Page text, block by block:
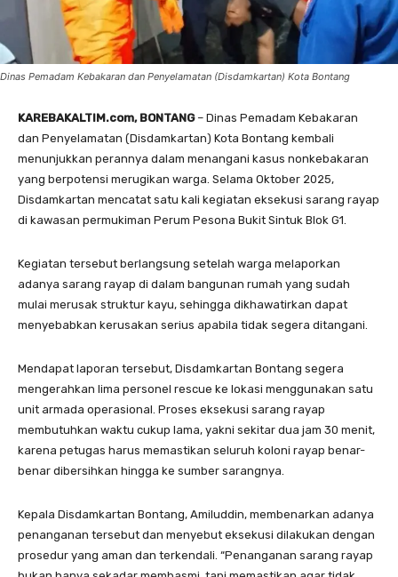
Dinas Pemadam Kebakaran dan Penyelamatan (Disdamkartan) Kota Bontang
KAREBAKALTIM.com, BONTANG– Dinas Pemadam Kebakaran
dan Penyelamatan (Disdamkartan) Kota Bontang kembali
menunjukkan perannya dalam menangani kasus nonkebakaran
yang berpotensi merugikan warga. Selama Oktober 2025,
Disdamkartan mencatat satu kali kegiatan eksekusi sarang rayap
di kawasan permukiman Perum Pesona Bukit Sintuk Blok G1.
Kegiatan tersebut berlangsung setelah warga melaporkan
adanya sarang rayap di dalam bangunan rumah yang sudah
mulai merusak struktur kayu, sehingga dikhawatirkan dapat
menyebabkan kerusakan serius apabila tidak segera ditangani.
Mendapat laporan tersebut, Disdamkartan Bontang segera
mengerahkan lima personel rescue ke lokasi menggunakan satu
unit armada operasional. Proses eksekusi sarang rayap
membutuhkan waktu cukup lama, yakni sekitar dua jam 30 menit,
karena petugas harus memastikan seluruh koloni rayap benar-
benar dibersihkan hingga ke sumber sarangnya.
Kepala Disdamkartan Bontang, Amiluddin, membenarkan adanya
penanganan tersebut dan menyebut eksekusi dilakukan dengan
prosedur yang aman dan terkendali. “Penanganan sarang rayap